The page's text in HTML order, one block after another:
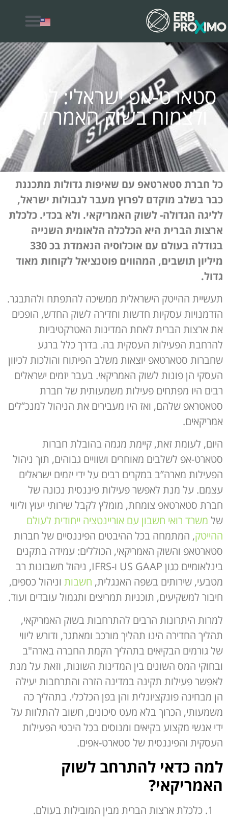
סטארט-אפ ישראלי: לפרוץ
ולצמוח בשוק האמריקאי
כל חברת סטארטאפ עם שאיפות גדולות מתכננת
כבר בשלב מוקדם לפרוץ מעבר לגבולות ישראל,
לליגה הגדולה- לשוק האמריקאי. ולא בכדי. כלכלת
ארצות הברית היא הכלכלה הלאומית השנייה
בגודלה בעולם עם אוכלוסיה הנאמדת בכ 330
מיליון תושבים, המהווים פוטנציאל לקוחות מאוד
גדול.
תעשיית ההייטק הישראלית ממשיכה להתפתח ולהתבגר.
הזדמנויות עסקיות חדשות וחדירה לשוק החדש, הופכים
את ארצות הברית לאחת המדינות האטרקטיביות
להרחבת הפעילות העסקית בה. בדרך כלל ברגע
שחברות סטארטאפ יוצאות משלב הפיתוח והולכות לכיוון
העסקי הן פונות לשוק האמריקאי. בעבר יזמים ישראלים
רבים היו מפתחים פעילות משמעותית של חברת
סטאטראפ שלהם, ואז היו מעבירים את הניהול למנכ”לים
אמריקאים.
היום, לעומת זאת, קיימת מגמה בהובלת חברות
סטארט-אפ לשלבים מאוחרים ושוויים גבוהים, תוך ניהול
הפעילות מארה”ב במקרים רבים על ידי יזמים ישראלים
עצמם. על מנת לאפשר פעילות פיננסית נכונה של
חברת סטארטאפ צומחת, מומלץ לקבל שירותי יעוץ וליווי
של משרד רואי חשבון עם אוריינטציה ייחודית לעולם
ההייטק, המתמחה בכל ההיבטים הפיננסיים של חברות
סטארטאפ והשוק האמריקאי, הכוללים: עמידה בתקנים
בינלאומיים כגון US GAAP ו-IFRS, ניהול חשבונות רב
מטבעי, שירותים בשפה האנגלית, חשבות וניהול כספים,
חיבור למשקיעים, תוכניות תמריצים ותגמול עובדים ועוד.
למרות היתרונות הרבים להתרחבות בשוק האמריקאי,
תהליך החדירה הינו תהליך מורכב ומאתגר, ודורש ליווי
של גורמים הבקיאים בתהליך הקמת החברה בארה"ב
ובחוקי המס השונים בין המדינות השונות, וזאת על מנת
לאפשר פעילות תקינה במדינה הזרה והתרחבות יעילה
הן מבחינה פונקציונלית והן בפן הכלכלי. בתהליך כה
משמעותי, הכרוך בלא מעט סיכונים, חשוב להתלוות על
ידי אנשי מקצוע בקיאים ומנוסים בכל היבטי הפעילות
העסקית והפיננסית של סטארט-אפים.
למה כדאי להתרחב לשוק
האמריקאי?
כלכלת ארצות הברית מבין המובילות בעולם.